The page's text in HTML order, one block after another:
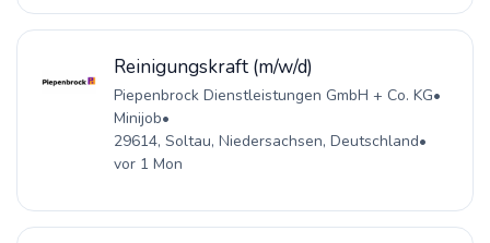
Reinigungskraft (m/w/d)
Piepenbrock Dienstleistungen GmbH + Co. KG•
Minijob•
29614, Soltau, Niedersachsen, Deutschland•
vor 1 Mon